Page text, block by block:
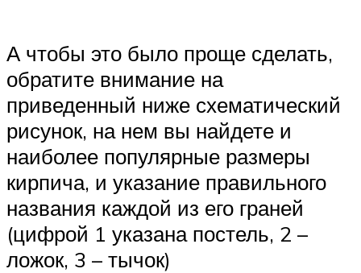
А чтобы это было проще сделать,
обратите внимание на
приведенный ниже схематический
рисунок, на нем вы найдете и
наиболее популярные размеры
кирпича, и указание правильного
названия каждой из его граней
(цифрой 1 указана постель, 2 –
ложок, 3 – тычок)